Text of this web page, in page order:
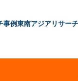
事例東南アジアリサーチ